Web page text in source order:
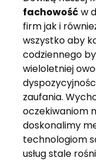
fachowość w
firm jak i
wszystko aby
codziennego
wieloletniej
zaufania.
oczekiwaniom
doskonalimy
technologiom
usług stale